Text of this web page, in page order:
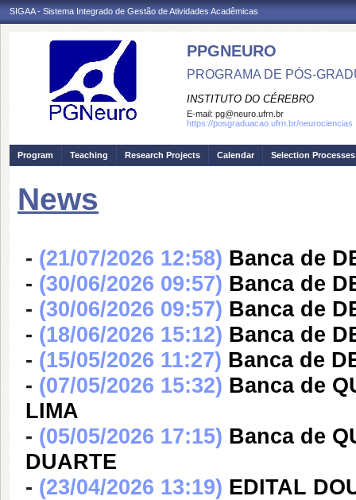
SIGAA - Sistema Integrado de Gestão de Atividades Acadêmicas
PPGNEURO
PROGRAMA DE PÓS-
INSTITUTO DO CÉREBRO
E-mail: pg@neuro.ufrn.br
https://posgraduacao.ufrn.br/neurociencias
Program Teaching Research Projects Calendar Selection Processes
News
- (21/07/2026 12:58) Banca de
- (30/06/2026 09:57) Banca de
- (30/06/2026 09:57) Banca de
- (18/06/2026 15:12) Banca de
- (15/05/2026 11:27) Banca de
- (07/05/2026 15:32) Banca de
LIMA
- (05/05/2026 17:15) Banca de
DUARTE
- (23/04/2026 13:19) EDITAL